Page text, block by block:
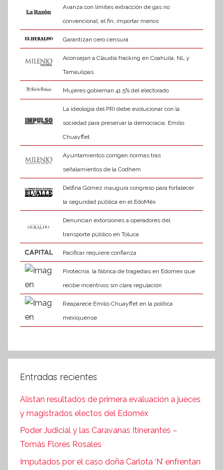
Avanza con límites extracción de gas no
convencional; el fin, importar menos
Garantizan cero censura
Aconsejan a Claudia fracking en Coahuila, NL y
Tamaulipas
Mujeres gobiernan 41.5% del electorado
La ideología del PRI debe evolucionar con la
sociedad para preservar la democracia: Emilio
Chuayffet
Ayuntamientos corrigen normas tras
señalamientos de la Codhem
Delfina Gómez inaugura congreso para fortalecer
la seguridad pública en el EdoMéx
Denuncian extorsiones a operadores del
transporte público en Toluca
Pacificar requiere confianza
Pirotecnia, la fábrica de tragedias en Edomex que
recibe incentivos sin clara regulación
Reaparece Emilio Chuayffet en la política
mexiquense
Entradas recientes
Alistan resultados de primera evaluación a jueces
y magistrados electos del Edoméx
Poder Judicial y las Caravanas Itinerantes –
Tomás Flores Rosales
Imputados por el caso doña Carlota ‘N’ enfrentan